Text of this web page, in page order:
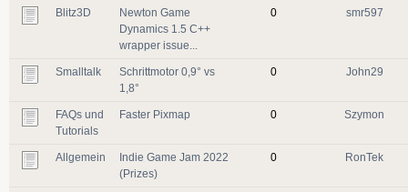
Blitz3D
Newton Game
Dynamics 1.5 C++
wrapper issue...
0 smr597
Smalltalk
Schrittmotor 0,9° vs
1,8°
0 John29
FAQs und
Tutorials
Faster Pixmap 0 Szymon
Allgemein
Indie Game Jam 2022
(Prizes)
0 RonTek